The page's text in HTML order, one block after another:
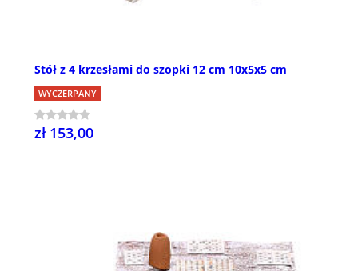
Stół z 4 krzesłami do szopki 12 cm 10x5x5 cm
WYCZERPANY
zł 153,00